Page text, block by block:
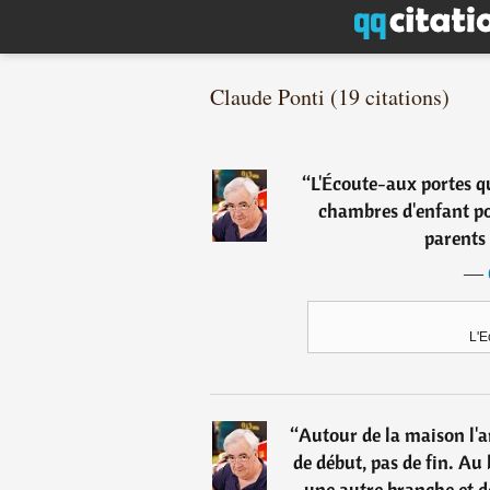
Claude Ponti (19 citations)
“L'Écoute-aux portes
chambres d'enfant
―
“Autour de la maison
de début, pas de fin.